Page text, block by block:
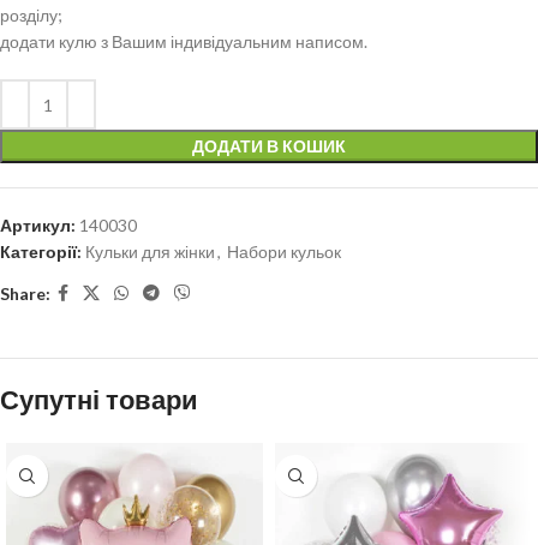
розділу;
додати кулю з Вашим індивідуальним написом.
ДОДАТИ В КОШИК
Артикул: 140030
Категорії: Кульки для жінки, Набори кульок
Share:
Супутні товари